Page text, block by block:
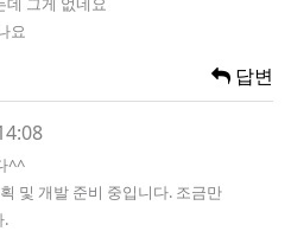
요
답변
^^
및 개발 준비 중입니다. 조금만
.